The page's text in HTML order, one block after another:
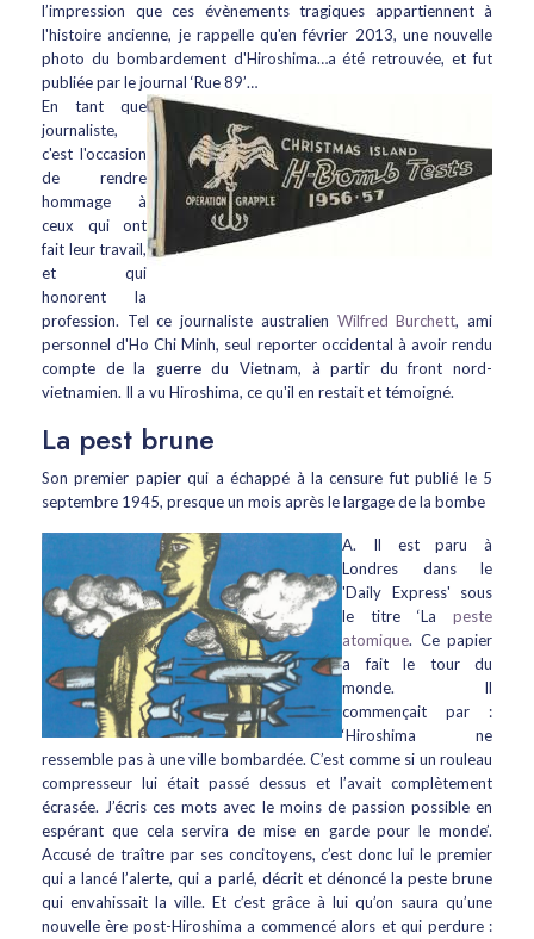
l’impression que ces évènements tragiques appartiennent à
l'histoire ancienne, je rappelle qu'en février 2013, une nouvelle
photo du bombardement d'Hiroshima…a été retrouvée, et fut
publiée par le journal ‘Rue 89’…
En tant que
journaliste,
c'est l'occasion
de rendre
hommage à
ceux qui ont
fait leur travail,
et qui
honorent la
profession. Tel ce journaliste australien Wilfred Burchett, ami
personnel d'Ho Chi Minh, seul reporter occidental à avoir rendu
compte de la guerre du Vietnam, à partir du front nord-
vietnamien. Il a vu Hiroshima, ce qu'il en restait et témoigné.
La pest brune
Son premier papier qui a échappé à la censure fut publié le 5
septembre 1945, presque un mois après le largage de la bombe
A. Il est paru à
Londres dans le
'Daily Express' sous
le titre ‘La peste
atomique. Ce papier
a fait le tour du
monde. Il
commençait par :
‘Hiroshima ne
ressemble pas à une ville bombardée. C’est comme si un rouleau
compresseur lui était passé dessus et l’avait complètement
écrasée. J’écris ces mots avec le moins de passion possible en
espérant que cela servira de mise en garde pour le monde’.
Accusé de traître par ses concitoyens, c’est donc lui le premier
qui a lancé l’alerte, qui a parlé, décrit et dénoncé la peste brune
qui envahissait la ville. Et c’est grâce à lui qu’on saura qu’une
nouvelle ère post-Hiroshima a commencé alors et qui perdure :